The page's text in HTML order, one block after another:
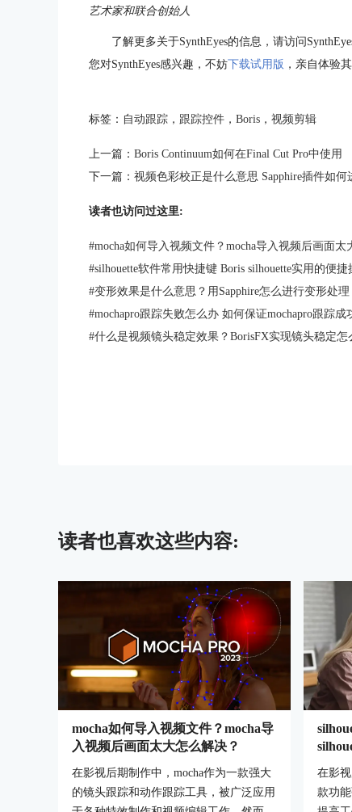
艺术家和联合创始人
了解更多关于SynthEyes的信息，请访问
您对SynthEyes感兴趣，不妨下载试用版 ，亲自体验
标签： 自动跟踪 ， 跟踪控件 ， Boris ， 视频剪辑
上一篇： Boris Continuum如何在Final Cut Pro中使用
下一篇： 视频色彩校正是什么意思 Sapphire插件如何
读者也访问过这里:
#mocha如何导入视频文件？mocha导入视频后画面太
#silhouette软件常用快捷键 Boris silhouette实用的便捷
#变形效果是什么意思？用Sapphire怎么进行变形处理
#mochapro跟踪失败怎么办 如何保证mochapro跟踪成
#什么是视频镜头稳定效果？BorisFX实现镜头稳定怎
读者也喜欢这些内容:
mocha如何导入视频文件？mocha导
入视频后画面太大怎么解决？
在影视后期制作中，mocha作为一款强大
的镜头跟踪和动作跟踪工具，被广泛应用
在影
款功